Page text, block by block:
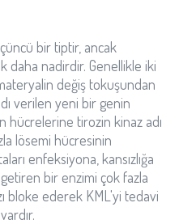
bir tiptir, ancak
daha nadirdir. Genellikle iki
değiş tokuşundan
verilen yeni bir genin
hücrelerine tirozin kinaz adı
lösemi hücresinin
enfeksiyona, kansızlığa
bir enzimi çok fazla
bloke ederek KML'yi tedavi